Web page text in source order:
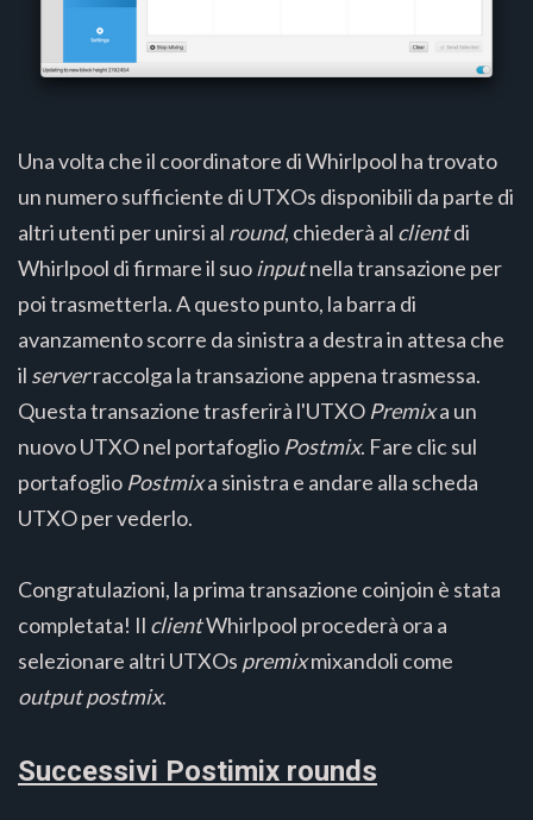
Una volta che il coordinatore di Whirlpool ha trovato
un numero sufficiente di UTXOs disponibili da parte di
altri utenti per unirsi al round, chiederà al clientdi
Whirlpool di firmare il suoinputnella transazione per
poi trasmetterla. A questo punto, la barra di
avanzamento scorre da sinistra a destra in attesa che
il serverraccolga la transazione appena trasmessa.
Questa transazione trasferirà l'UTXO Premixa un
nuovo UTXO nel portafoglio Postmix. Fare clic sul
portafoglio Postmixa sinistra e andare alla scheda
UTXO per vederlo.
Congratulazioni, la prima transazione coinjoin è stata
completata! Il clientWhirlpool procederà ora a
selezionare altri UTXOs premixmixandoli come
outputpostmix.
Successivi Postimix rounds